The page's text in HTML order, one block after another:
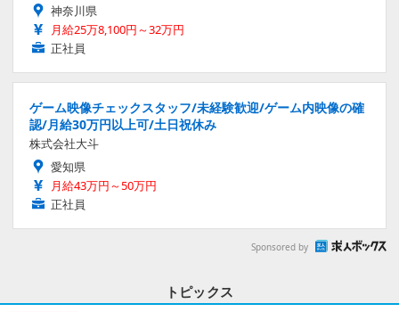
神奈川県
月給25万8,100円～32万円
正社員
ゲーム映像チェックスタッフ/未経験歓迎/ゲーム内映像の確
認/月給30万円以上可/土日祝休み
株式会社大斗
愛知県
月給43万円～50万円
正社員
Sponsored by
トピックス